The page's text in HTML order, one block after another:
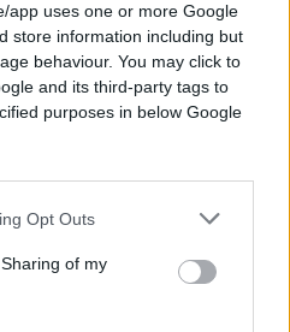
app uses one or more Google
store information including but
behaviour. You may click to
and its third-party tags to
purposes in below Google
Opt Outs
of my